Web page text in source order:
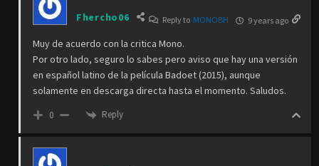
Fhercho06 Reply to MONOBH 9 years ago
Muy de acuerdo con la critica Mono.
Por otro lado, seguro lo sabes pero aviso que hay una versión
en español latino de la película Badoet (2015), aunque
solamente en descarga directa hasta el momento. Saludos.
0 Reply